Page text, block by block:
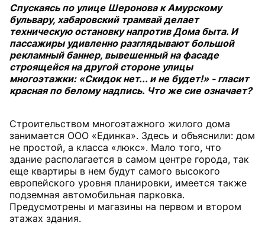
Спускаясь по улице Шеронова к Амурскому
бульвару, хабаровский трамвай делает
техническую остановку напротив Дома быта. И
пассажиры удивленно разглядывают большой
рекламный баннер, вывешенный на фасаде
строящейся на другой стороне улицы
многоэтажки: «Скидок нет... и не будет!» - гласит
красная по белому надпись. Что же сие означает?
Строительством многоэтажного жилого дома
занимается ООО «Единка». Здесь и объяснили: дом
не простой, а класса «люкс». Мало того, что
здание располагается в самом центре города, так
еще квартиры в нем будут самого высокого
европейского уровня планировки, имеется также
подземная автомобильная парковка.
Предусмотрены и магазины на первом и втором
этажах здания.